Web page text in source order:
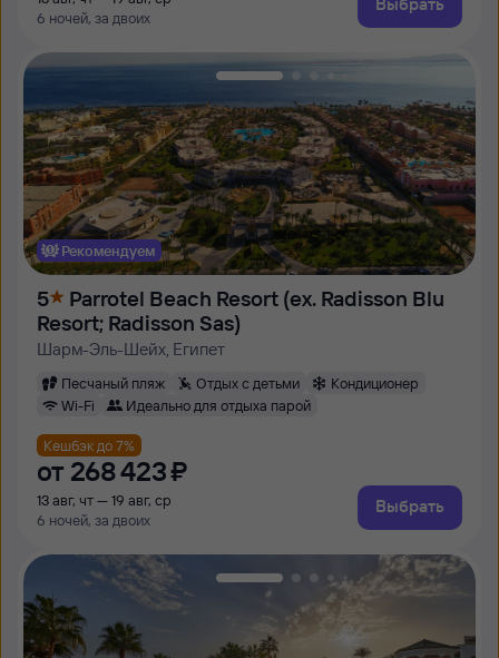
6 ночей, за двоих
Рекомендуем
5
Parrotel Beach Resort (ex. Radisson Blu
Resort; Radisson Sas)
Шарм-Эль-Шейх, Египет
Песчаный пляж Отдых с детьми
Кондиционер
Wi-Fi
Идеально для отдыха парой
Кешбэк до 7%
от 268 ⁠423 ⁠₽
13 авг, чт — 19 авг, ср
6 ночей, за двоих
Выбрать